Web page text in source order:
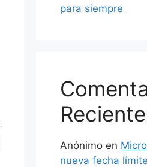
para siempre
Anónimo en
nueva fecha